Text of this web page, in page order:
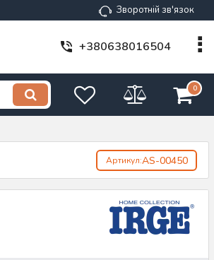
Зворотній зв'язок
+380638016504
0
Артикул:AS-00450